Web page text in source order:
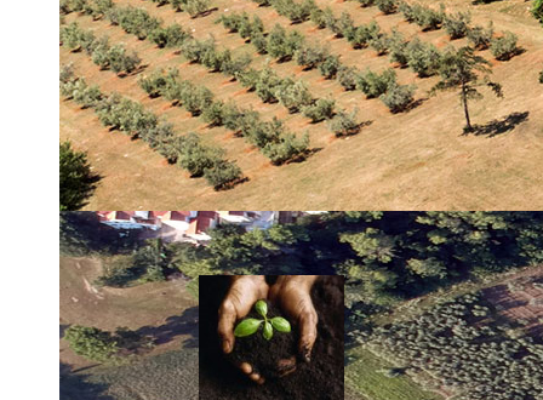
Projekti Instituta
Dialogue4Tourism
REVIVE
WASTEREDUCE
MITOMED+
WINTERMED
CASTWATER
INHERIT
CONSUMLESS PLUS
IstraOILFest
ARHIVA PROJEKATA
IstraECOinclusive
Izdavačka djelatnost
Izbor u znanstvena zvanja
Dokumenti